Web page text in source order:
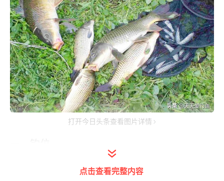
打开今日头条查看图片详情
鲤鱼第一个习惯，那就是喜欢弱光、浑水，所
点击查看完整内容